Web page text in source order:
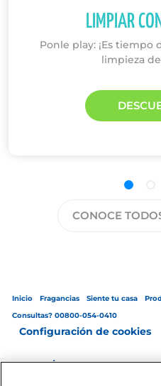
LIMPIAR
Ponle play: ¡Es tiempo
limpieza de
CONOCE
Inicio Fragancias Siente tu casa
Consultas? 00800-054-0410
Configuración de cookies